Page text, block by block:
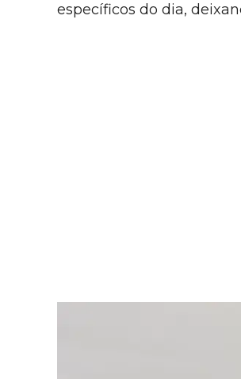
específicos do dia,